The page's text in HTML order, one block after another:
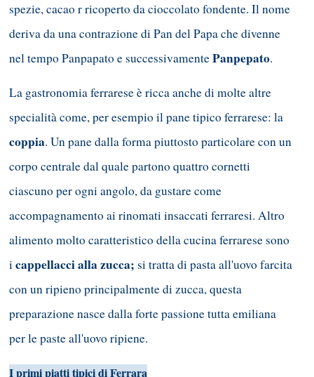
spezie, cacao r ricoperto da cioccolato fondente. Il nome
deriva da una contrazione di Pan del Papa che divenne
nel tempo Panpapato e successivamentePanpepato.
La gastronomia ferrarese è ricca anche di molte altre
specialità come, per esempio il pane tipico ferrarese: la
coppia. Un pane dalla forma piuttosto particolare con un
corpo centrale dal quale partono quattro cornetti
ciascuno per ogni angolo, da gustare come
accompagnamento ai rinomati insaccati ferraresi. Altro
alimento molto caratteristico della cucina ferrarese sono
icappellacci alla zucca; si tratta di pasta all'uovo farcita
con un ripieno principalmente di zucca, questa
preparazione nasce dalla forte passione tutta emiliana
per le paste all'uovo ripiene.
I primi piatti tipici di Ferrara